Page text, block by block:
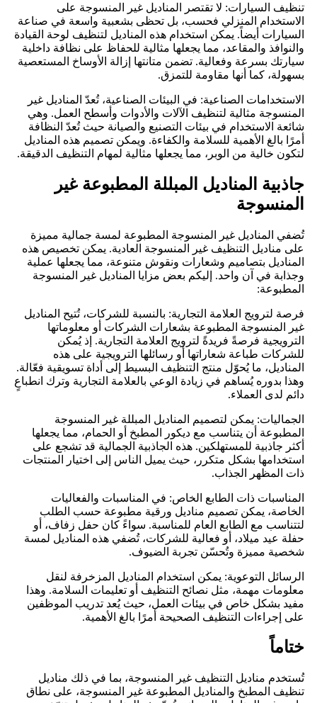
تنظيف السيارات: لا تقتصر المناديل غير المنسوجة على
الاستخدام المنزلي فحسب، بل تحظى بشعبية واسعة في صناعة
السيارات أيضاً. يمكن استخدام هذه المناديل لتنظيف لوحة القيادة
والنوافذ والمقاعد، مما يجعلها مثالية للحفاظ على نظافة داخلية
سيارتك بسرعة وفعالية. تضمن متانتها إزالة الأوساخ المستعصية
بسهولة، كما أنها مقاومة للتمزق.
الاستخدامات الصناعية: في البيئات الصناعية، تُعدّ المناديل غير
المنسوجة مثالية لتنظيف الآلات والأدوات وأسطح العمل. وهي
شائعة الاستخدام في بيئات التصنيع والصيانة حيث تُعدّ النظافة
أمرًا بالغ الأهمية للسلامة والكفاءة. ويمكن تصميم هذه المناديل
لتكون خالية من الوبر، مما يجعلها مثالية لمهام التنظيف الدقيقة.
جاذبية المناديل المبللة المطبوعة غير
المنسوجة
تُضفي المناديل غير المنسوجة المطبوعة لمسة جمالية مميزة
على مناديل التنظيف غير المنسوجة العادية. يمكن تخصيص هذه
المناديل بتصاميم وشعارات ونقوش متنوعة، مما يجعلها عملية
وجذابة في آن واحد. إليكم بعض مزايا المناديل غير المنسوجة
المطبوعة:
فرصة لترويج العلامة التجارية: بالنسبة للشركات، تُتيح المناديل
غير المنسوجة المطبوعة بشعارات الشركات أو معلوماتها
الترويجية فرصةً فريدةً لترويج العلامة التجارية. إذ يُمكن
للشركات طباعة شعاراتها أو رسائلها الترويجية على هذه
المناديل، ما يُحوّل منتج التنظيف البسيط إلى أداة تسويقية فعّالة.
وهذا بدوره يُساهم في زيادة الوعي بالعلامة التجارية وترك انطباعٍ
دائم لدى العملاء.
الجماليات: يمكن لتصميم المناديل المبللة غير المنسوجة
المطبوعة أن يتناسب مع ديكور المطبخ أو الحمام، مما يجعلها
أكثر جاذبية للمستهلكين. هذه الجاذبية الجمالية قد تشجع على
استخدامها بشكل متكرر، حيث يميل الناس إلى اختيار المنتجات
ذات المظهر الجذاب.
المناسبات ذات الطابع الخاص: في المناسبات والفعاليات
الخاصة، يمكن تصميم مناديل ورقية مطبوعة حسب الطلب
لتتناسب مع الطابع العام للمناسبة. سواءً كان حفل زفاف، أو
حفلة عيد ميلاد، أو فعالية للشركات، تُضفي هذه المناديل لمسة
شخصية مميزة وتُحسّن تجربة الضيوف.
الرسائل التوعوية: يمكن استخدام المناديل المزخرفة لنقل
معلومات مهمة، مثل نصائح التنظيف أو تعليمات السلامة. وهذا
مفيد بشكل خاص في بيئات العمل، حيث يُعد تدريب الموظفين
على إجراءات التنظيف الصحيحة أمرًا بالغ الأهمية.
ختاماً
تُستخدم مناديل التنظيف غير المنسوجة، بما في ذلك مناديل
تنظيف المطبخ والمناديل المطبوعة غير المنسوجة، على نطاق